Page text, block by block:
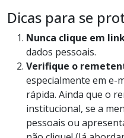
Dicas para se
Nunca clique em
dados pessoais.
Verifique o
especialmente em e-
rápida. Ainda que o
institucional, se a
pessoais ou